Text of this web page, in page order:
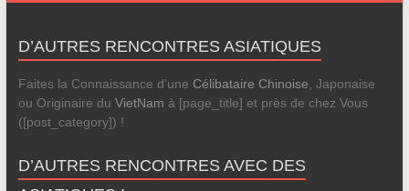
D’AUTRES RENCONTRES ASIATIQUES
Faites la Connaissance d'une Célibataire Chinoise , Japonaise
ou Originaire du VietNam à [page_title] et près de chez Vous
([post_category]) !
D’AUTRES RENCONTRES AVEC DES